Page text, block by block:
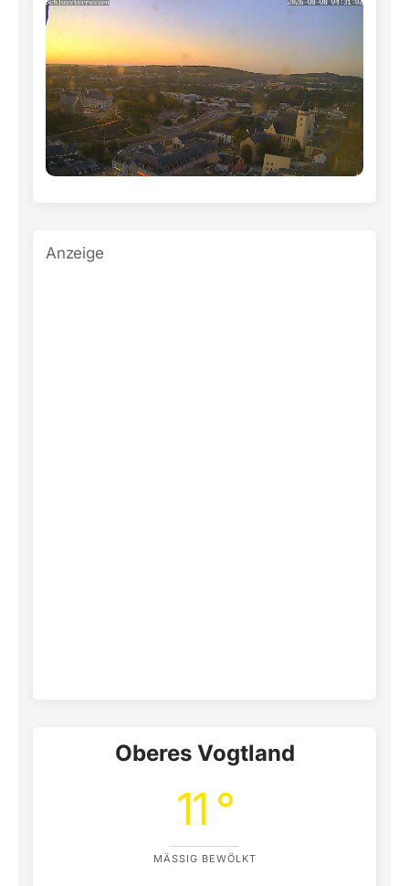
Anzeige
Oberes Vogtland
11 °
MÄSSIG BEWÖLKT